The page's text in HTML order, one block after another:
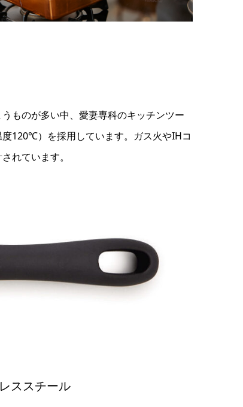
ものが多い中、愛妻専科のキッチンツー
120℃）を採用しています。ガス火やIHコ
れています。
ススチール